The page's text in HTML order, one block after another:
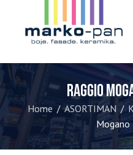
Raggio
Home / ASORTIMAN /
Mogano